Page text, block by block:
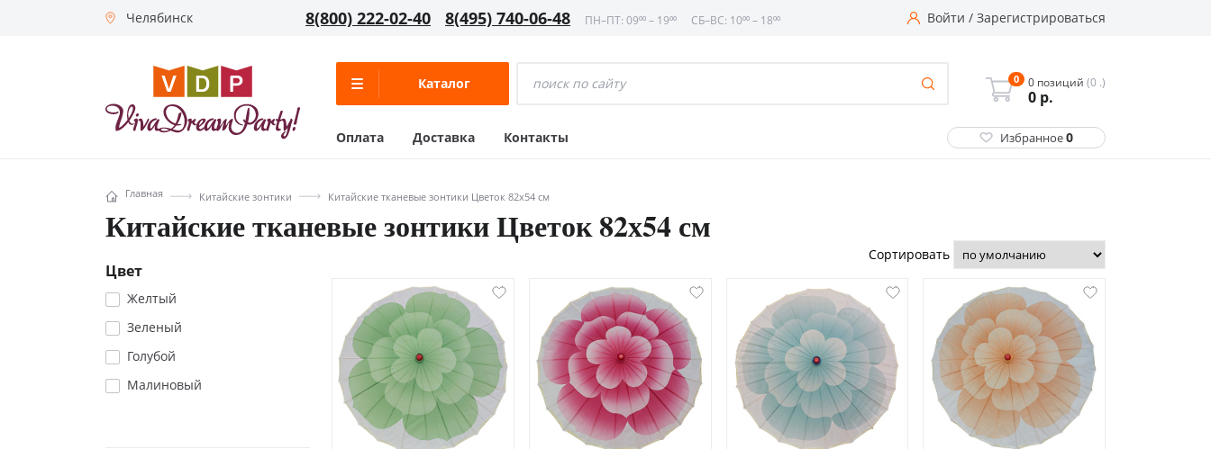
Челябинск 8(800) 222-02-40 8(495) 740-06-48 ПН–ПТ: 09⁰⁰ – 19⁰⁰ СБ–ВС: 10⁰⁰ – 18⁰⁰ Войти / Зарегистрироваться
Каталог 0 0 позиций (0 .)
0 р.
Оплата Доставка Контакты Избранное0
Главная Китайские зонтики Китайские тканевые зонтики Цветок 82х54 см
Китайские тканевые зонтики Цветок 82х54 см
Цвет
Желтый
Зеленый
Голубой
Малиновый
Сортировать